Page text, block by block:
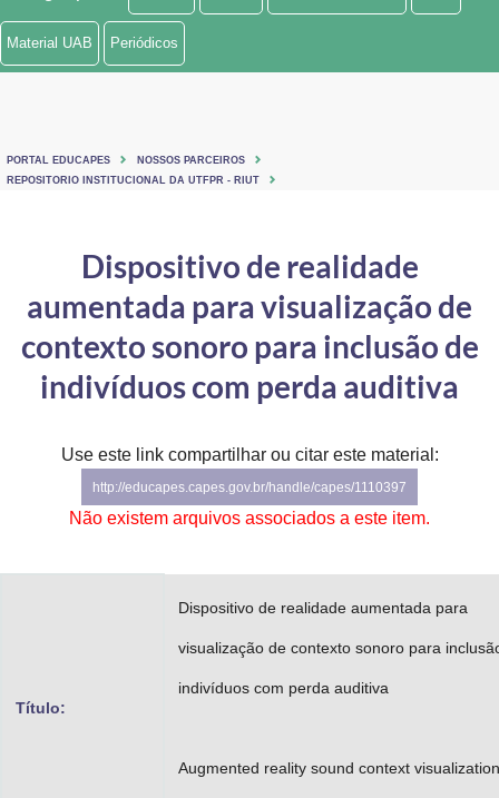
Ministério de Minas e Energia
Ministério do Turismo
Controladoria-Geral da União
Ministério da Mulher, da Família e dos Direitos Humanos
Secretaria-Geral
Gabinete de Segurança Institucional
Advocacia-Geral da União
Material UAB Periódicos
PORTAL EDUCAPES
NOSSOS PARCEIROS
REPOSITORIO INSTITUCIONAL DA UTFPR - RIUT
Dispositivo de realidade
aumentada para visualização de
contexto sonoro para inclusão de
indivíduos com perda auditiva
Use este link compartilhar ou citar este material:
http://educapes.capes.gov.br/handle/capes/1110397
Não existem arquivos associados a este item.
Título:
Dispositivo de realidade aumentada para
visualização de contexto sonoro para
indivíduos com perda auditiva
Augmented reality sound context visualization